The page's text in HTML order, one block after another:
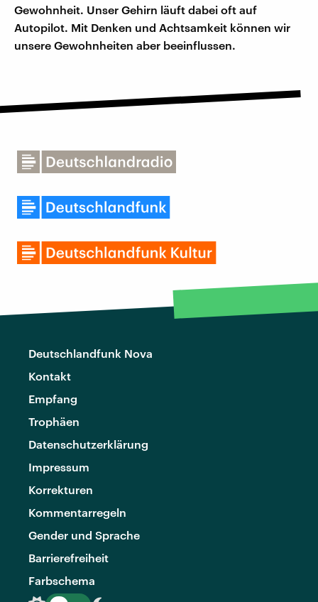
Gewohnheit. Unser Gehirn läuft dabei oft auf
Autopilot. Mit Denken und Achtsamkeit können wir
unsere Gewohnheiten aber beeinflussen.
Deutschlandfunk Nova
Kontakt
Empfang
Trophäen
Datenschutzerklärung
Impressum
Korrekturen
Kommentarregeln
Gender und Sprache
Barrierefreiheit
Farbschema